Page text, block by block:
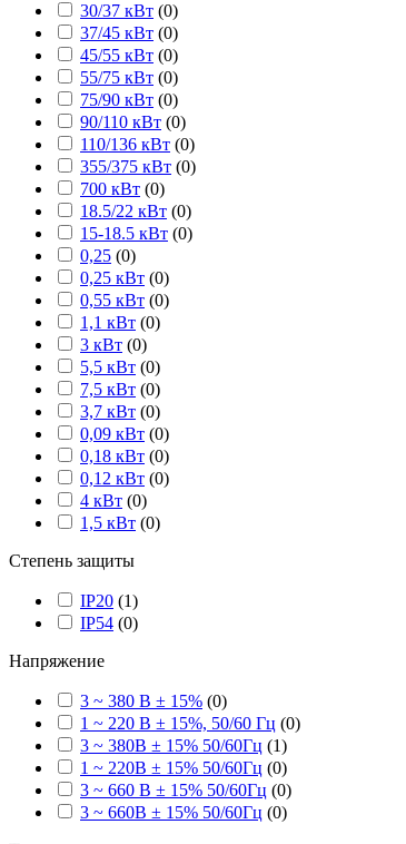
30/37 кВт (0)
37/45 кВт (0)
45/55 кВт (0)
55/75 кВт (0)
75/90 кВт (0)
90/110 кВт (0)
110/136 кВт (0)
355/375 кВт (0)
700 кВт (0)
18.5/22 кВт (0)
15-18.5 кВт (0)
0,25 (0)
0,25 кВт (0)
0,55 кВт (0)
1,1 кВт (0)
3 кВт (0)
5,5 кВт (0)
7,5 кВт (0)
3,7 кВт (0)
0,09 кВт (0)
0,18 кВт (0)
0,12 кВт (0)
4 кВт (0)
1,5 кВт (0)
Степень защиты
IP20 (1)
IP54 (0)
Напряжение
3 ~ 380 В ± 15% (0)
1 ~ 220 В ± 15%, 50/60 Гц (0)
3 ~ 380В ± 15% 50/60Гц (1)
1 ~ 220В ± 15% 50/60Гц (0)
3 ~ 660 В ± 15% 50/60Гц (0)
3 ~ 660В ± 15% 50/60Гц (0)